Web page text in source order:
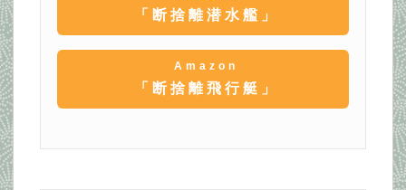
「断捨離潜水艦」
Amazon
「断捨離飛行艇」